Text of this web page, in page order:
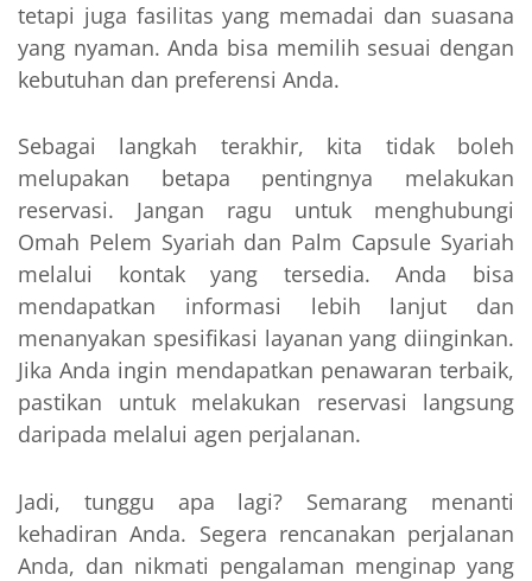
tetapi juga fasilitas yang memadai dan suasana
yang nyaman. Anda bisa memilih sesuai dengan
kebutuhan dan preferensi Anda.
Sebagai langkah terakhir, kita tidak boleh
melupakan betapa pentingnya melakukan
reservasi. Jangan ragu untuk menghubungi
Omah Pelem Syariah dan Palm Capsule Syariah
melalui kontak yang tersedia. Anda bisa
mendapatkan informasi lebih lanjut dan
menanyakan spesifikasi layanan yang diinginkan.
Jika Anda ingin mendapatkan penawaran terbaik,
pastikan untuk melakukan reservasi langsung
daripada melalui agen perjalanan.
Jadi, tunggu apa lagi? Semarang menanti
kehadiran Anda. Segera rencanakan perjalanan
Anda, dan nikmati pengalaman menginap yang